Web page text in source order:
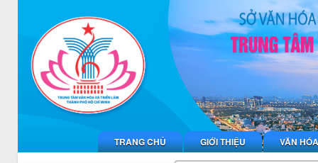
TRANG CHỦ GIỚI THIỆU VĂN HÓA